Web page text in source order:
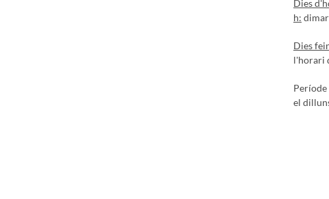
Dies
h:
Dies
l'horari
Període
el